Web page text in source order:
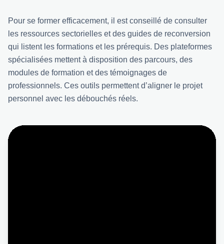
Pour se former efficacement, il est conseillé de consulter
les ressources sectorielles et des guides de reconversion
qui listent les formations et les prérequis. Des plateformes
spécialisées mettent à disposition des parcours, des
modules de formation et des témoignages de
professionnels. Ces outils permettent d’aligner le projet
personnel avec les débouchés réels.